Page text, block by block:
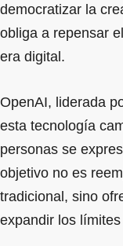
democratizar la
obliga a repensar
era digital.
OpenAI, liderada
esta tecnología
personas se
objetivo no es
tradicional, sino
expandir los